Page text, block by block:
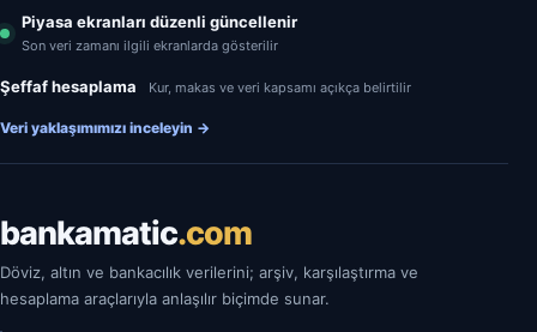
Piyasa ekranları düzenli güncellenir
Son veri zamanı ilgili ekranlarda gösterilir
Şeffaf hesaplama Kur, makas ve veri kapsamı açıkça belirtilir
Veri yaklaşımımızı inceleyin →
bankamatic.com
Döviz, altın ve bankacılık verilerini; arşiv, karşılaştırma ve
hesaplama araçlarıyla anlaşılır biçimde sunar.